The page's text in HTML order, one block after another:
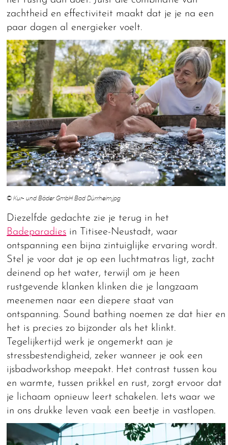
zachtheid en effectiviteit maakt dat je je na een
paar dagen al energieker voelt.
© Kur- und Bäder GmbH Bad Dürrheim.jpg
Diezelfde gedachte zie je terug in het
Badeparadies in Titisee-Neustadt, waar
ontspanning een bijna zintuiglijke ervaring wordt.
Stel je voor dat je op een luchtmatras ligt, zacht
deinend op het water, terwijl om je heen
rustgevende klanken klinken die je langzaam
meenemen naar een diepere staat van
ontspanning. Sound bathing noemen ze dat hier en
het is precies zo bijzonder als het klinkt.
Tegelijkertijd werk je ongemerkt aan je
stressbestendigheid, zeker wanneer je ook een
ijsbadworkshop meepakt. Het contrast tussen kou
en warmte, tussen prikkel en rust, zorgt ervoor dat
je lichaam opnieuw leert schakelen. Iets waar we
in ons drukke leven vaak een beetje in vastlopen.